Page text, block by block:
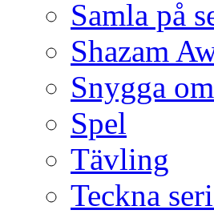
Samla på
Shazam
Snygga
Spel
Tävling
Teckna